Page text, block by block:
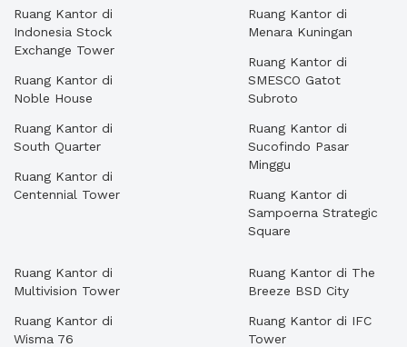
Ruang Kantor di
Indonesia Stock
Exchange Tower
Ruang Kantor di
Noble House
Ruang Kantor di
South Quarter
Ruang Kantor di
Centennial Tower
Ruang Kantor di
Menara Kuningan
Ruang Kantor di
SMESCO Gatot
Subroto
Ruang Kantor di
Sucofindo Pasar
Minggu
Ruang Kantor di
Sampoerna Strategic
Square
Ruang Kantor di
Multivision Tower
Ruang Kantor di
Wisma 76
Ruang Kantor di The
Breeze BSD City
Ruang Kantor di IFC
Tower